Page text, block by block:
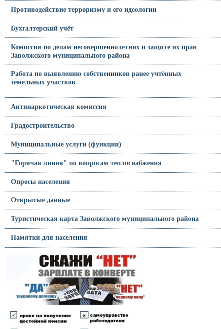
Противодействие терроризму и его идеологии
Бухгалтерский учёт
Комиссия по делам несовершеннолетних и защите их прав
Заволжского муниципального района
Работа по выявлению собственников ранее учтённых
земельных участков
Антинаркотическая комиссия
Градостроительство
Муниципальные услуги (функции)
"Горячая линия" по вопросам теплоснабжения
Опросы населения
Открытые данные
Туристическая карта Заволжского муниципального района
Памятки для населения